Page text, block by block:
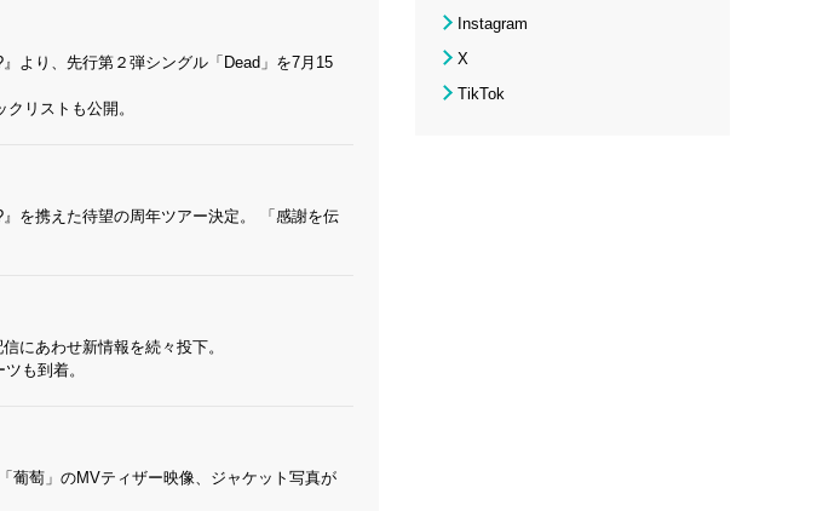
より、先行第２弾シングル「Dead」を7月15
リストも公開。
を携えた待望の周年ツアー決定。 「感謝を伝
にあわせ新情報を続々投下。
も到着。
葡萄」のMVティザー映像、ジャケット写真が
Instagram
X
TikTok